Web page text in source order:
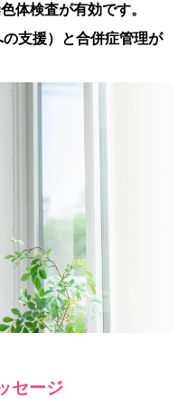
体検査が有効です。
支援）と合併症管理が
セージ